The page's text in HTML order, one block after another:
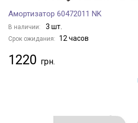
Амортизатор 60472011 NK
В наличии: 3 шт.
Срок ожидания: 12 часов
1220